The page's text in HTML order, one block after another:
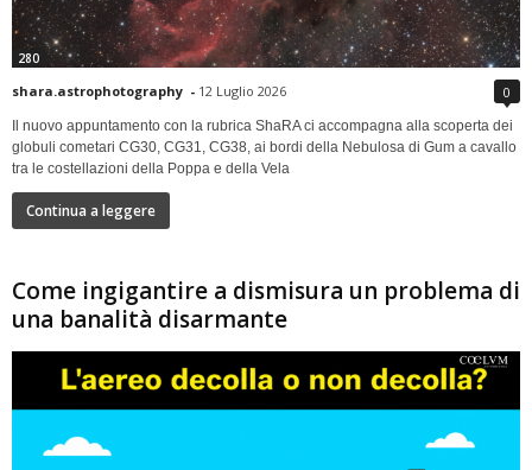
280
shara.astrophotography - 12 Luglio 2026 0
Il nuovo appuntamento con la rubrica ShaRA ci accompagna alla scoperta dei
globuli cometari CG30, CG31, CG38, ai bordi della Nebulosa di Gum a cavallo
tra le costellazioni della Poppa e della Vela
Continua a leggere
Come ingigantire a dismisura un problema di
una banalità disarmante